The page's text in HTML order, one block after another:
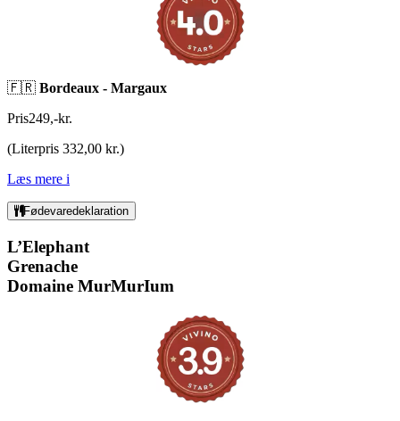
🇫🇷 Bordeaux - Margaux
Pris249,-kr.
(Literpris 332,00 kr.)
Læs mere i
Fødevaredeklaration
L’Elephant
Grenache
Domaine MurMurIum